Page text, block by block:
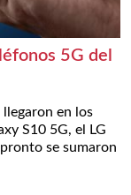
5G del
en los
S10 5G, el LG
se sumaron